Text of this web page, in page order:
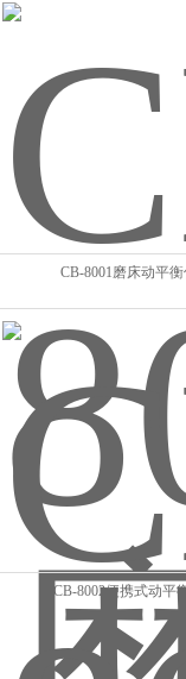
CB-8001磨床动平衡
CB-8002便携式动平